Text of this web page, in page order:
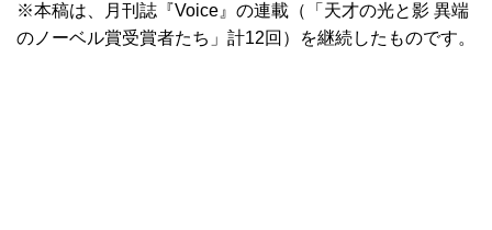
※本稿は、月刊誌『Voice』の連載（「天才の光と影 異端
のノーベル賞受賞者たち」計12回）を継続したものです。